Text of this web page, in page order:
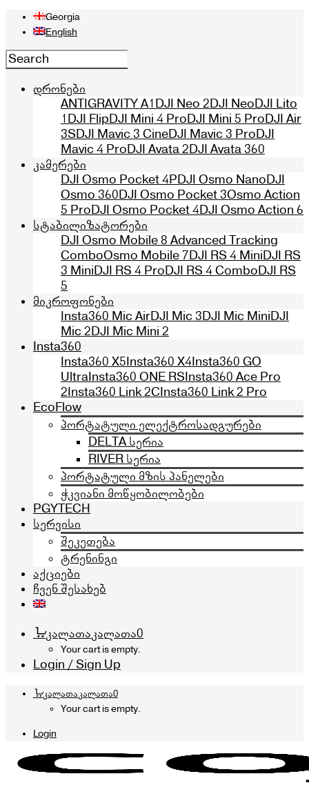
Georgia
English
დრონები
ANTIGRAVITY A1DJI Neo 2DJI NeoDJI Lito
1DJI FlipDJI Mini 4 ProDJI Mini 5 ProDJI Air
3SDJI Mavic 3 CineDJI Mavic 3 ProDJI
Mavic 4 ProDJI Avata 2DJI Avata 360
კამერები
DJI Osmo Pocket 4PDJI Osmo NanoDJI
Osmo 360DJI Osmo Pocket 3Osmo Action
5 ProDJI Osmo Pocket 4DJI Osmo Action 6
სტაბილიზატორები
DJI Osmo Mobile 8 Advanced Tracking
ComboOsmo Mobile 7DJI RS 4 MiniDJI RS
3 MiniDJI RS 4 ProDJI RS 4 ComboDJI RS
5
მიკროფონები
Insta360 Mic AirDJI Mic 3DJI Mic MiniDJI
Mic 2DJI Mic Mini 2
Insta360
Insta360 X5Insta360 X4Insta360 GO
UltraInsta360 ONE RSInsta360 Ace Pro
2Insta360 Link 2CInsta360 Link 2 Pro
EcoFlow
პორტატული ელექტროსადგურები
DELTA სერია
RIVER სერია
პორტატული მზის პანელები
ჭკვიანი მოწყობილობები
PGYTECH
სერვისი
შეკეთება
ტრენინგი
აქციები
ჩვენ შესახებ
კალათაკალათა0
Your cart is empty.
Login / Sign Up
კალათაკალათა0
Your cart is empty.
Login